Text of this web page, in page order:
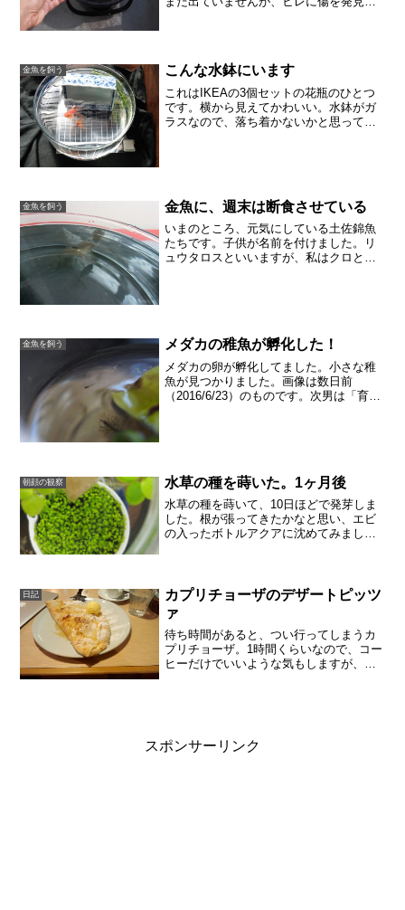
そうにしているので、塩...
金魚を飼う こんな水鉢にいます
これはIKEAの3個セットの花瓶のひとつ
です。横から見えてかわいい。水鉢がガ
ラスなので、落ち着かないかと思って、
金魚を飼う 金魚に、週末は断食させている
いまのところ、元気にしている土佐錦魚
たちです。子供が名前を付けました。リ
ュウタロスといいますが、私はクロと呼
金魚を飼う メダカの稚魚が孵化した！
メダカの卵が孵化してました。小さな稚
魚が見つかりました。画像は数日前
（2016/6/23）のものです。次男は「育て
朝顔の観察 水草の種を蒔いた。1ヶ月後
水草の種を蒔いて、10日ほどで発芽しま
した。根が張ってきたかなと思い、エビ
の入ったボトルアクアに沈めてみまし
ゃえ、と沈めてみたと...
日記
カプリチョーザのデザートピッツ
ァ
待ち時間があると、つい行ってしまうカ
プリチョーザ。1時間くらいなので、コー
ヒーだけでいいような気もしますが、カ
スポンサーリンク